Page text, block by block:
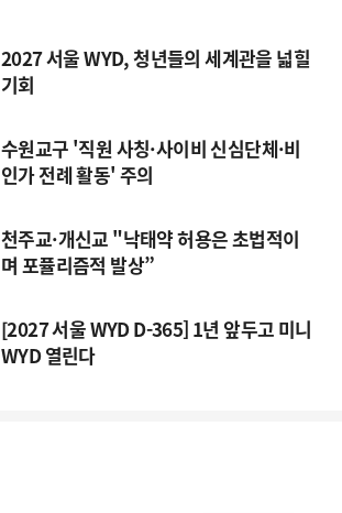
2027 서울 WYD, 청년들의 세계관을 넓힐
기회
수원교구 '직원 사칭·사이비 신심단체·비
인가 전례 활동' 주의
천주교·개신교 "낙태약 허용은 초법적이
며 포퓰리즘적 발상”
[2027 서울 WYD D-365] 1년 앞두고 미니
WYD 열린다